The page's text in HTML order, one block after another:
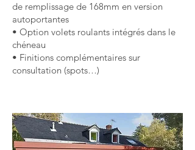
de remplissage de 168mm en version
autoportantes
• Option volets roulants intégrés dans le
chéneau
• Finitions complémentaires sur
consultation (spots…)